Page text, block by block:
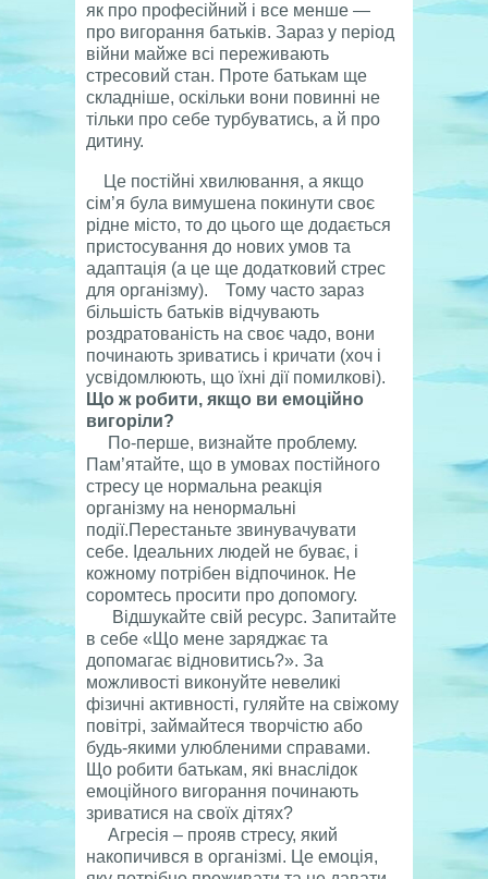
як про професійний і все менше —
про вигорання батьків. Зараз у період
війни майже всі переживають
стресовий стан. Проте батькам ще
складніше, оскільки вони повинні не
тільки про себе турбуватись, а й про
дитину.
Це постійні хвилювання, а якщо
сім’я була вимушена покинути своє
рідне місто, то до цього ще додається
пристосування до нових умов та
адаптація (а це ще додатковий стрес
для організму). Тому часто зараз
більшість батьків відчувають
роздратованість на своє чадо, вони
починають зриватись і кричати (хоч і
усвідомлюють, що їхні дії помилкові).
Що ж робити, якщо ви емоційно
вигоріли?
По-перше, визнайте проблему.
Пам’ятайте, що в умовах постійного
стресу це нормальна реакція
організму на ненормальні
події.Перестаньте звинувачувати
себе. Ідеальних людей не буває, і
кожному потрібен відпочинок. Не
соромтесь просити про допомогу.
Відшукайте свій ресурс. Запитайте
в себе «Що мене заряджає та
допомагає відновитись?». За
можливості виконуйте невеликі
фізичні активності, гуляйте на свіжому
повітрі, займайтеся творчістю або
будь-якими улюбленими справами.
Що робити батькам, які внаслідок
емоційного вигорання починають
зриватися на своїх дітях?
Агресія – прояв стресу, який
накопичився в організмі. Це емоція,